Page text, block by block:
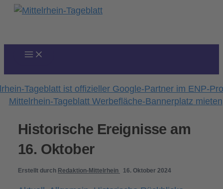
Zum
Historische Ereignisse am
16. Oktober
Erstellt durch Redaktion-Mittelrhein 16. Oktober 2024